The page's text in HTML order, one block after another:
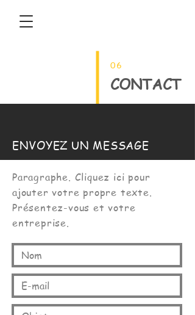
06
CONTACT
ENVOYEZ UN MESSAGE
Paragraphe. Cliquez ici pour
ajouter votre propre texte.
Présentez-vous et votre
entreprise.